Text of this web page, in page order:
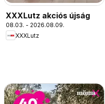
XXXLutz akciós újság
08.03. - 2026.08.09.
XXXLutz